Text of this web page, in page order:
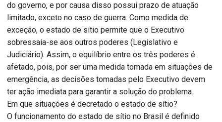
do governo, e por causa disso possui prazo de atuação
limitado, exceto no caso de guerra. Como medida de
exceção, o estado de sítio permite que o Executivo
sobressaia-se aos outros poderes (Legislativo e
Judiciário). Assim, o equilíbrio entre os três poderes é
afetado, pois, por ser uma medida tomada em situações de
emergência, as decisões tomadas pelo Executivo devem
ter ação imediata para garantir a solução do problema.
Em que situações é decretado o estado de sítio?
O funcionamento do estado de sítio no Brasil é definido